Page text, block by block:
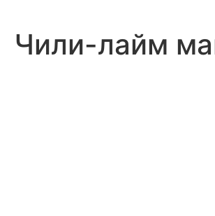
Чили-лайм